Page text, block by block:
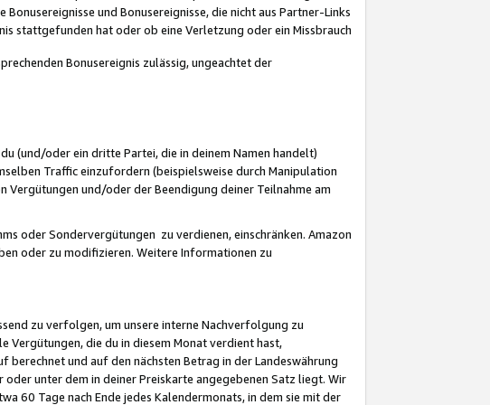
und Bonusereignisse, die nicht aus Partner-Links
stattgefunden hat oder ob eine Verletzung oder ein Missbrauch
Bonusereignis zulässig, ungeachtet der
(und/oder ein dritte Partei, die in deinem Namen handelt)
Traffic einzufordern (beispielsweise durch Manipulation
und/oder der Beendigung deiner Teilnahme am
oder Sondervergütungen zu verdienen, einschränken. Amazon
oder zu modifizieren. Weitere Informationen zu
zu verfolgen, um unsere interne Nachverfolgung zu
Vergütungen, die du in diesem Monat verdient hast,
und auf den nächsten Betrag in der Landeswährung
unter dem in deiner Preiskarte angegebenen Satz liegt. Wir
60 Tage nach Ende jedes Kalendermonats, in dem sie mit der